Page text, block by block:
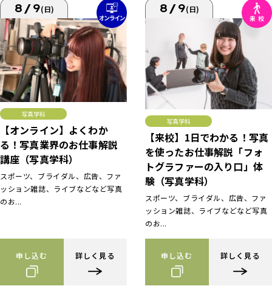
8/9(日)
写真学科
【オンライン】よくわか
る！写真業界のお仕事解説
講座（写真学科）
スポーツ、ブライダル、広告、ファ
ッション雑誌、ライブなどなど写真
のお...
申し込む 詳しく見る
8/9(日)
写真学科
【来校】1日でわかる！写真
を使ったお仕事解説「フォ
トグラファーの入り口」体
験（写真学科）
スポーツ、ブライダル、広告、ファ
ッション雑誌、ライブなどなど写真
のお...
申し込む 詳しく見る